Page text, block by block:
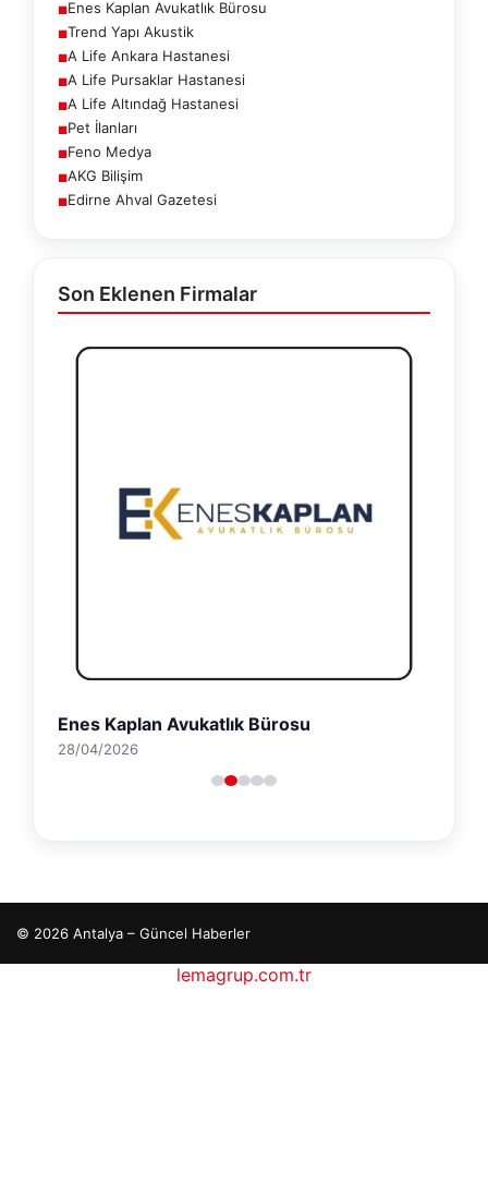
■Enes Kaplan Avukatlık Bürosu
■Trend Yapı Akustik
■A Life Ankara Hastanesi
■A Life Pursaklar Hastanesi
■A Life Altındağ Hastanesi
■Pet İlanları
■Feno Medya
■AKG Bilişim
■Edirne Ahval Gazetesi
Son Eklenen Firmalar
Enes Kaplan Avukatlık Bürosu
28/04/2026
© 2026 Antalya – Güncel Haberler
lemagrup.com.tr